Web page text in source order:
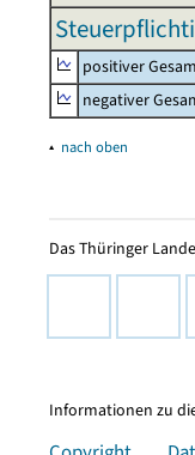
positiver
negativer
▴ nach oben
Das Thüringer
Informationen zu